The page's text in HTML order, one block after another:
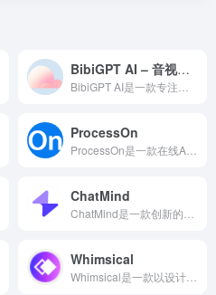
BibiGPT AI – 音视频内容AI一键总结
ProcessOn
ChatMind
Whimsical